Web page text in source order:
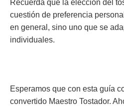
Recuerda que la elección del
cuestión de preferencia
en general, sino uno que se
individuales.
Esperamos que con esta guía
convertido Maestro Tostador.